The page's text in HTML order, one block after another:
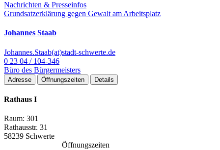
Nachrichten & Presseinfos
Grundsatzerklärung gegen Gewalt am Arbeitsplatz
Johannes Staab
Johannes.Staab(at)stadt-schwerte.de
0 23 04 / 104-346
Büro des Bürgermeisters
Adresse Öffnungszeiten Details
Rathaus I
Raum: 301
Rathausstr. 31
58239 Schwerte
Öffnungszeiten